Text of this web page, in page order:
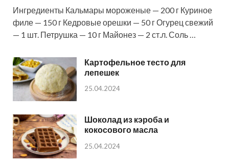
Ингредиенты Кальмары мороженые — 200 г Куриное
филе — 150 г Кедровые орешки — 50 г Огурец свежий
— 1 шт. Петрушка — 10 г Майонез — 2 ст.л. Соль …
Картофельное тесто для
лепешек
25.04.2024
Шоколад из кэроба и
кокосового масла
25.04.2024